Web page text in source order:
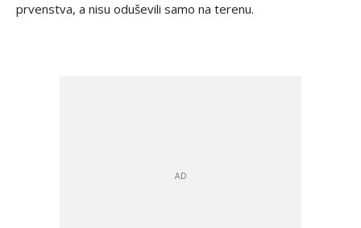
prvenstva, a nisu oduševili samo na terenu.